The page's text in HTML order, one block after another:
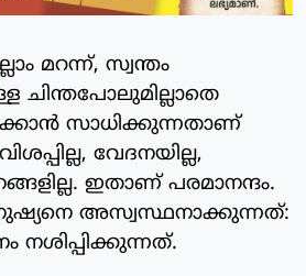
മറന്ന്, സ്വന്തം
ചിന്തപോലുമില്ലാതെ
സാധിക്കുന്നതാണ്
വേദനയില്ല,
ഇതാണ് പരമാനന്ദം.
അസ്വസ്ഥനാക്കുന്നത്:
നശിപ്പിക്കുന്നത്.